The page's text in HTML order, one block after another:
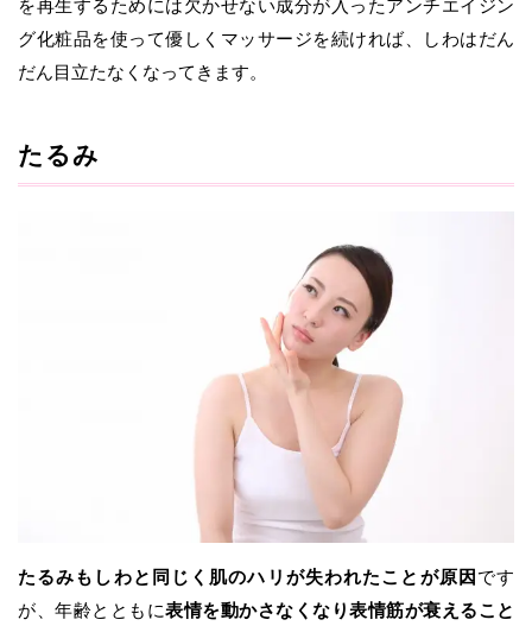
を再生するためには欠かせない成分が入ったアンチエイジン
グ化粧品を使って優しくマッサージを続ければ、しわはだん
だん目立たなくなってきます。
たるみ
たるみもしわと同じく肌のハリが失われたことが原因 です
が、年齢とともに表情を動かさなくなり表情筋が衰えること